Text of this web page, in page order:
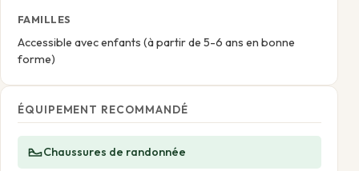
FAMILLES
Accessible avec enfants (à partir de 5-6 ans en bonne
forme)
ÉQUIPEMENT RECOMMANDÉ
Chaussures de randonnée